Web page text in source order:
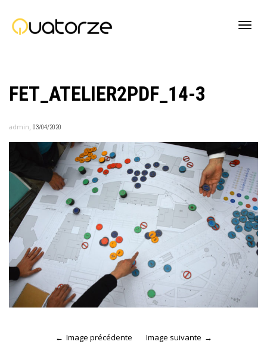
FET_ATELIER2PDF_14-3
admin, 03/04/2020
Image précédente Image suivante